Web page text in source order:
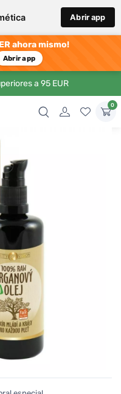
Abrir app
ahora mismo!
Abrir app
a 95 EUR
0